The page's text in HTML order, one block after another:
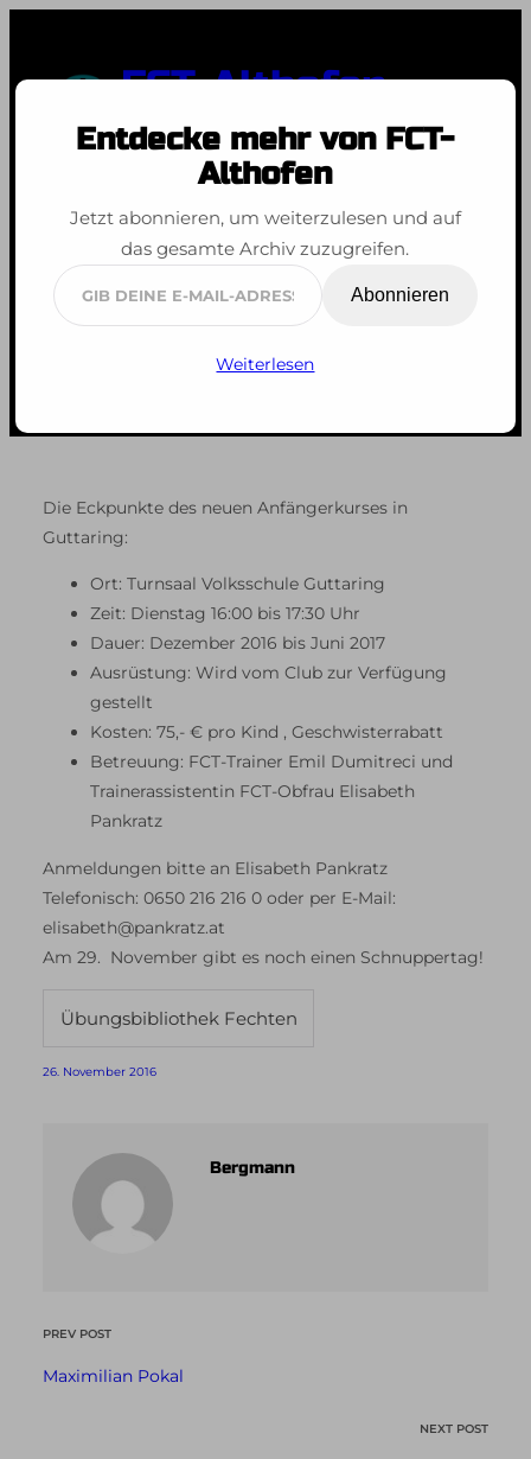
springen
FCT-Althofen
Spaß an der Bewegung
Anfängerkurs
Guttaring
Die Eckpunkte des neuen Anfängerkurses in
Guttaring:
Ort: Turnsaal Volksschule Guttaring
Zeit: Dienstag 16:00 bis 17:30 Uhr
Dauer: Dezember 2016 bis Juni 2017
Ausrüstung: Wird vom Club zur Verfügung
gestellt
Kosten: 75,- € pro Kind , Geschwisterrabatt
Betreuung: FCT-Trainer Emil Dumitreci und
Trainerassistentin FCT-Obfrau Elisabeth
Pankratz
Anmeldungen bitte an Elisabeth Pankratz
Telefonisch: 0650 216 216 0 oder per E-Mail:
elisabeth@pankratz.at
Am 29. November gibt es noch einen Schnuppertag!
Übungsbibliothek Fechten
26. November 2016
Bergmann
PREV POST
Maximilian Pokal
NEXT POST
Entdecke mehr von FCT-
Althofen
Jetzt abonnieren, um weiterzulesen und auf
das gesamte Archiv zuzugreifen.
Gib
deine
Abonnieren
Weiterlesen